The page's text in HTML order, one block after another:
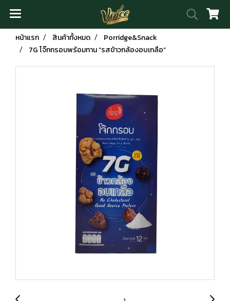
หน้าแรก สินค้าทั้งหมด
Porridge&Snack
7G โจ๊กกรอบพร้อมทาน “รสข้าวกล้องอบเกลือ”